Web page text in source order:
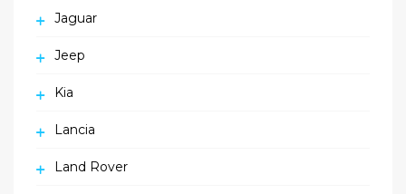
Jaguar
Jeep
Kia
Lancia
Land Rover